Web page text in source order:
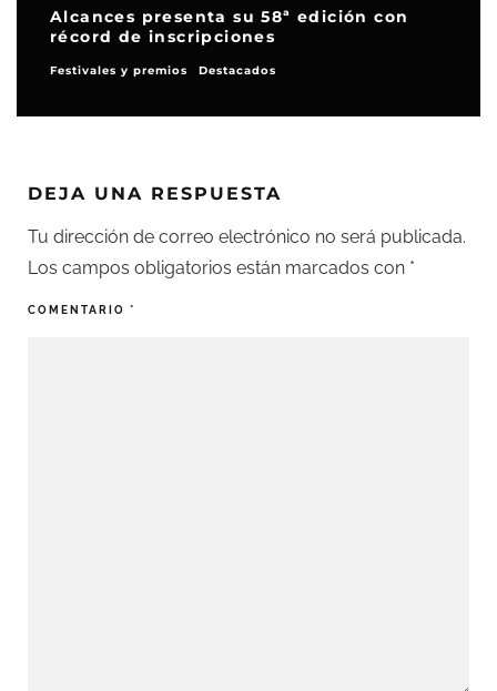
Alcances presenta su 58ª edición con
récord de inscripciones
Festivales y premios Destacados
DEJA UNA RESPUESTA
Tu dirección de correo electrónico no será publicada.
Los campos obligatorios están marcados con *
COMENTARIO *